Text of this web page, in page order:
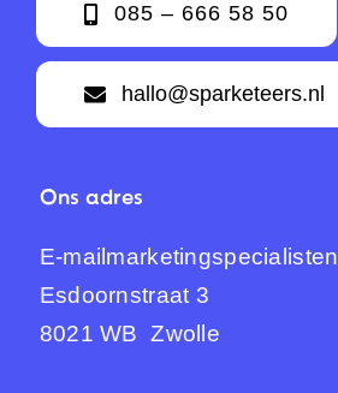
085 – 666 58 50
hallo@sparketeers.nl
Ons adres
E-mailmarketingspecialisten
Esdoornstraat 3
8021 WB Zwolle